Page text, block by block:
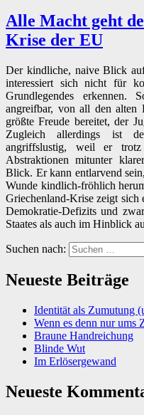
Alle Macht geht
Krise der EU
Der kindliche, naive Blick
interessiert sich nicht für
Grundlegendes
angreifbar, von all den alten
größte Freude bereitet, der
Zugleich allerdings ist
angriffslustig, weil er
Abstraktionen mitunter
Blick. Er kann entlarvend
Wunde kindlich-fröhlich
Griechenland-Krise zeigt sich
Demokratie-Defizits und
Staates als auch im Hinblick
Suchen nach:
Neueste Beiträge
Identität als Zumutung
Wenn es denn nur ums
Braune Handreichung
Blinde Wut
Im Erlösergewand
Neueste